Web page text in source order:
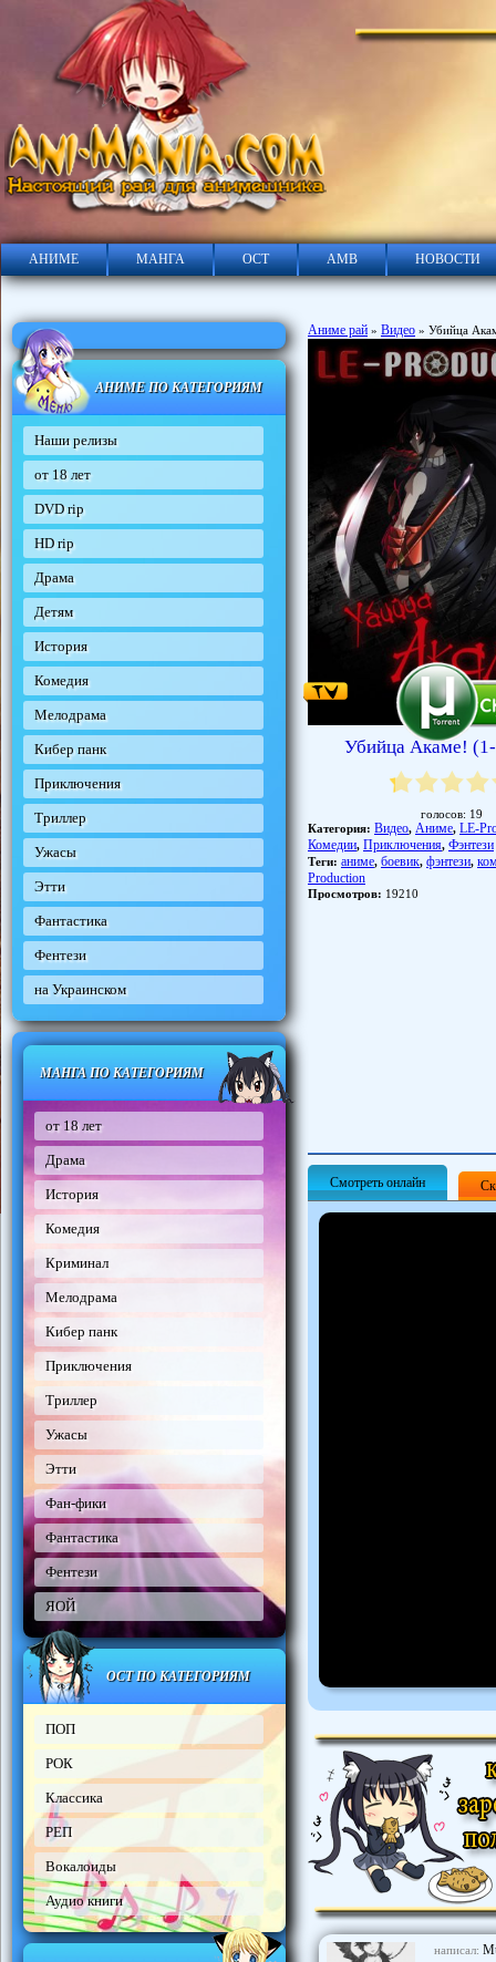
АНИМЕ МАНГА ОСТ АМВ НОВОСТИ
АНИМЕ ПО КАТЕГОРИЯМ
Наши релизы
от 18 лет
DVD rip
HD rip
Драма
Детям
История
Комедия
Мелодрама
Кибер панк
Приключения
Триллер
Ужасы
Этти
Фантастика
Фентези
на Украинском
МАНГА ПО КАТЕГОРИЯМ
от 18 лет
Драма
История
Комедия
Криминал
Мелодрама
Кибер панк
Приключения
Триллер
Ужасы
Этти
Фан-фики
Фантастика
Фентези
ЯОЙ
ОСТ ПО КАТЕГОРИЯМ
ПОП
РОК
Классика
РЕП
Вокалоиды
Аудио книги
Аниме рай » Видео » Убийца
Убийца Акаме!
голосов: 19
Категория: Видео, Аниме, LE-
Комедии, Приключения, Фэнтези
Теги: аниме, боевик, фэнтези,
Production
Просмотров: 19210
Смотреть онлайн
написал: